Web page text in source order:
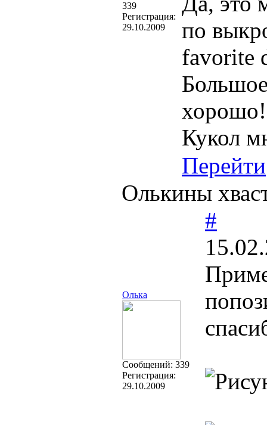
339
Регистрация:
29.10.2009
по
favorite
хорошо!
Кукол
Перейти
Олькины
Олька
Cообщений: 339
Регистрация:
29.10.2009
#